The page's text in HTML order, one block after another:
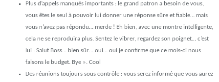
Plus d’appels manqués importants : le grand patron a besoin de vous,
vous êtes le seul à pouvoir lui donner une réponse sûre et fiable… mais
vous n’avez pas répondu… merde ! Eh bien, avec une montre intelligente,
cela ne se reproduira plus. Sentez le vibrer, regardez son poignet… c’est
lui : Salut Boss… bien sûr… oui… oui je confirme que ce mois-ci nous
faisons le budget. Bye ». Cool
Des réunions toujours sous contrôle : vous serez informé que vous aurez